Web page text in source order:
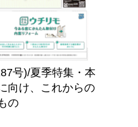
号)/夏季特集・本
向け、これからの
の